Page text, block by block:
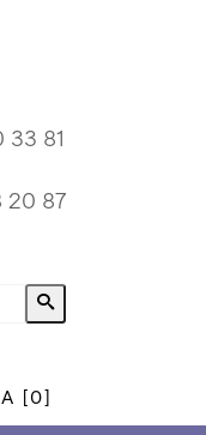
33 81
20 87
[0]